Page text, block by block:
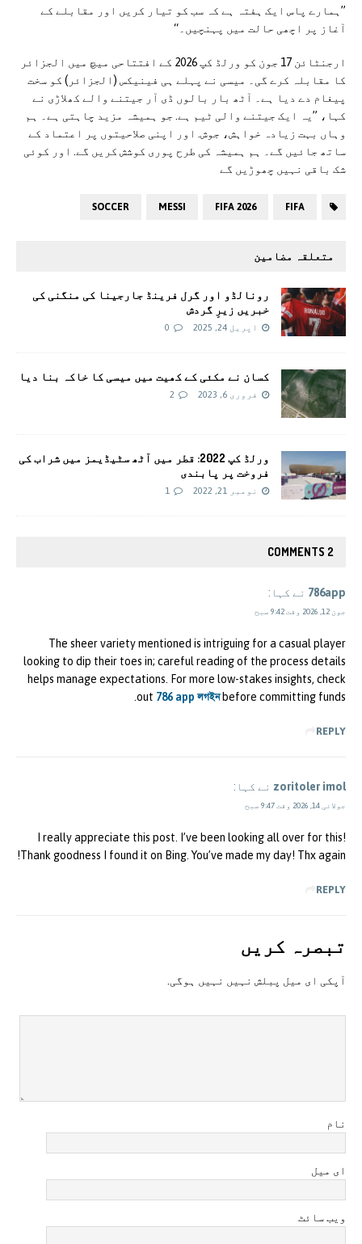
”ہمارے پاس ایک ہفتہ ہے کہ سب کو تیار کریں اور مقابلے کے
آغاز پر اچھی حالت میں پہنچیں۔“
ارجنٹائن 17 جون کو ورلڈ کپ 2026 کے افتتاحی میچ میں الجزائر
کا مقابلہ کرے گی۔ میسی نے پہلے ہی فینیکس (الجزائر) کو سخت
پیغام دے دیا ہے۔ آٹھ بار بالوں ڈی آر جیتنے والے کھلاڑی نے
کہا، ”یہ ایک جیتنے والی ٹیم ہے. جو ہمیشہ مزید چاہتی ہے۔ ہم
وہاں بہت زیادہ خواہش، جوش. اور اپنی صلاحیتوں پر اعتماد کے
ساتھ جائیں گے۔ ہم ہمیشہ کی طرح پوری کوشش کریں گے. اور کوئی
شک باقی نہیں چھوڑیں گے
FIFA
FIFA 2026
MESSI
SOCCER
متعلقہ مضامین
رونالڈو اور گرل فرینڈ جارجینا کی منگنی کی
خبریں زیرِ گردش
اپریل 24, 2025 0
کسان نے مکئی کے کھیت میں میسی کا خاکہ بنا دیا
فروری 6, 2023 2
ورلڈ کپ 2022: قطر میں آٹھ سٹیڈیمز میں شراب کی
فروخت پر پابندی
نومبر 21, 2022 1
2 COMMENTS
786app نے کہا:
جون 12, 2026 وقت 9:42 صبح
The sheer variety mentioned is intriguing for a casual player
looking to dip their toes in; careful reading of the process details
helps manage expectations. For more low-stakes insights, check
out 786 app লগইনbefore committing funds.
REPLY
zoritoler imol نے کہا:
جولائی 14, 2026 وقت 9:47 صبح
I really appreciate this post. I’ve been looking all over for this!
Thank goodness I found it on Bing. You’ve made my day! Thx again!
REPLY
تبصرہ کريں
آپکی ای ميل پبلش نہيں نہيں ہوگی.
نام
ای میل
ویب سائٹ